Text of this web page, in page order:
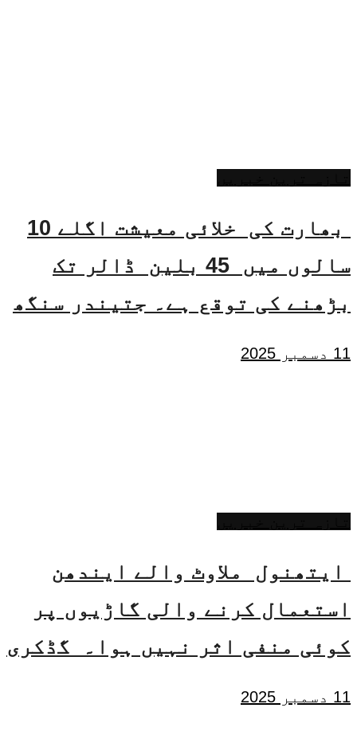
بھارت کی خلائی معیشت اگلے 10
سالوں میں 45 بلین ڈالر تک
بڑھنے کی توقع ہے۔ جتیندر سنگھ
11 دسمبر 2025
ایتھنول ملاوٹ والے ایندھن
استعمال کرنے والی گاڑیوں پر
کوئی منفی اثر نہیں ہوا۔ گڈکری
11 دسمبر 2025